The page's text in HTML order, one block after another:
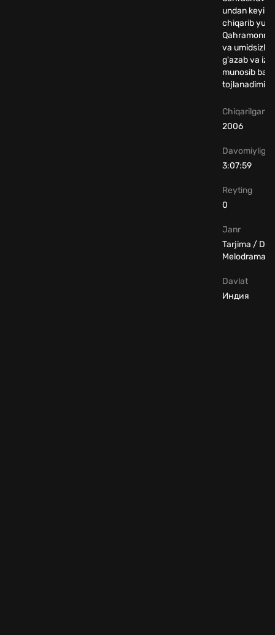
undan keyin
chiqarib
va
g'azab va
munosib
tojlanadimi?!
Chiqarilgan
2006
Janr
Tarjima /
Melodrama /
Davomiyligi
3:07:59
Davlat
Индия
Reyting
0